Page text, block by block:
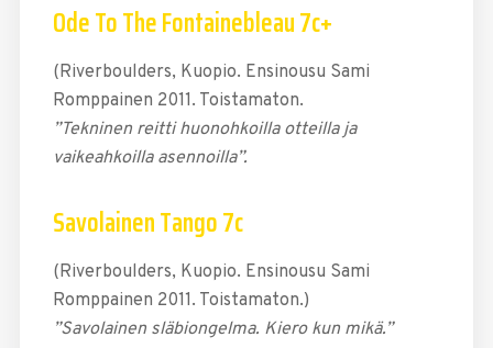
Ode To The Fontainebleau 7c+
(Riverboulders, Kuopio. Ensinousu Sami
Romppainen 2011. Toistamaton.
”Tekninen reitti huonohkoilla otteilla ja
vaikeahkoilla asennoilla”.
Savolainen Tango 7c
(Riverboulders, Kuopio. Ensinousu Sami
Romppainen 2011. Toistamaton.)
”Savolainen släbiongelma. Kiero kun mikä.”